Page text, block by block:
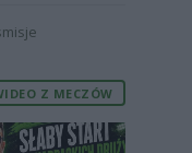
Z MECZÓW